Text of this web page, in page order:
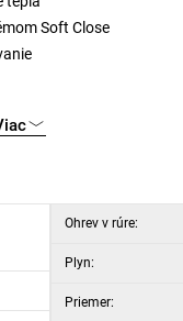
Soft Close
Ohrev v rúre:
Plyn:
Priemer: